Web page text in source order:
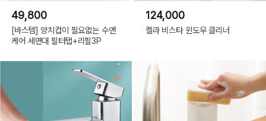
49,800
[바스템] 양치컵이 필요없는 수앤
케어 세면대 필터탭+리필3P
124,000
켈라 비스타 윈도우 클리너